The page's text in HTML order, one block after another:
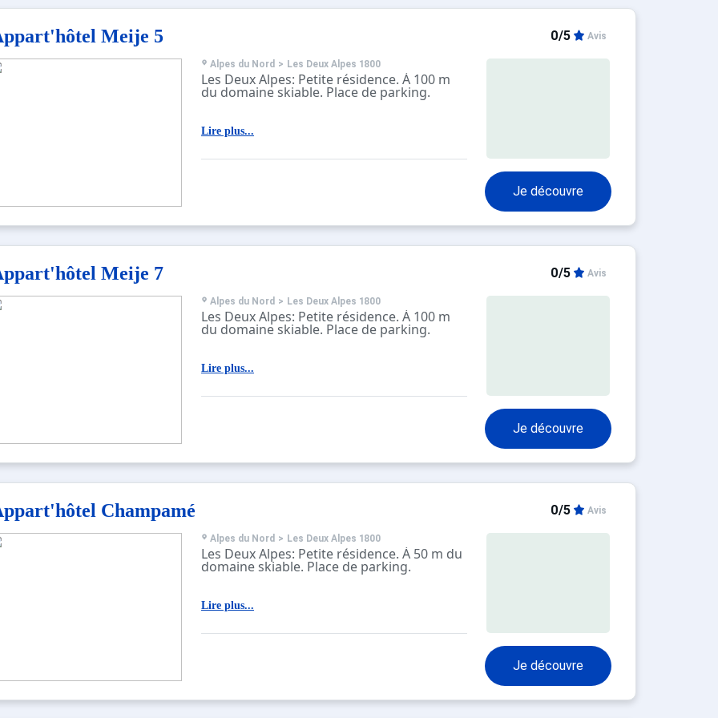
Meije 5 0/5 Avis
Alpes du Nord > Les Deux Alpes 1800
Les Deux Alpes: Petite résidence. À 100 m
du domaine skiable. Place de parking.
Lire plus...
Je découvre
Meije 7 0/5 Avis
Alpes du Nord > Les Deux Alpes 1800
Les Deux Alpes: Petite résidence. À 100 m
du domaine skiable. Place de parking.
Lire plus...
Je découvre
Champamé 0/5 Avis
Alpes du Nord > Les Deux Alpes 1800
Les Deux Alpes: Petite résidence. À 50 m du
domaine skiable. Place de parking.
Lire plus...
Je découvre